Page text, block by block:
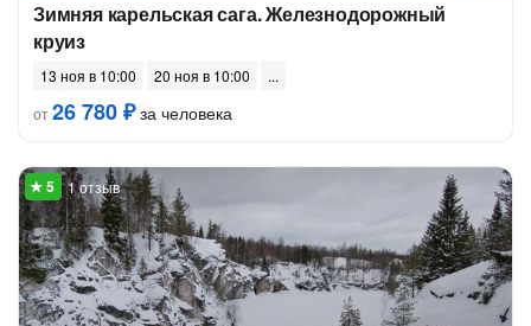
Зимняя карельская сага. Железнодорожный
круиз
13 ноя в 10:00
20 ноя в 10:00
от26 780 ₽за человека
1 отзыв